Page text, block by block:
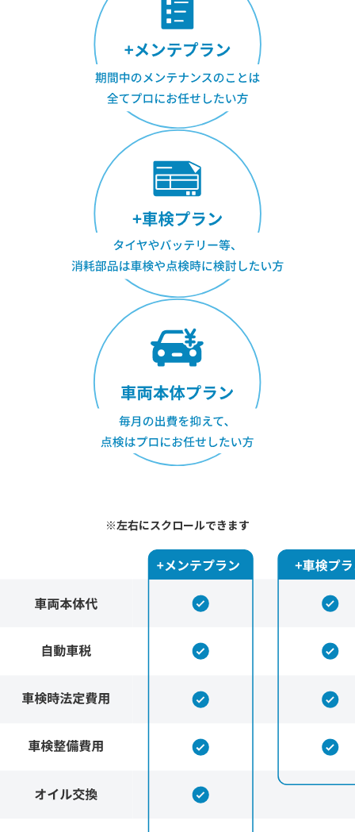
※左右にスクロールできます